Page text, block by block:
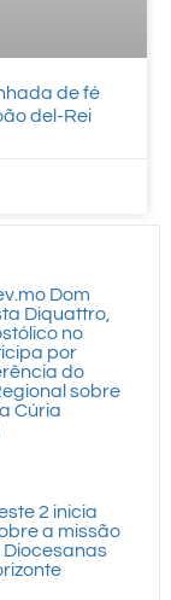
de fé
del-Rei
Dom
Diquattro,
no
por
do
sobre
Cúria
2 inicia
a missão